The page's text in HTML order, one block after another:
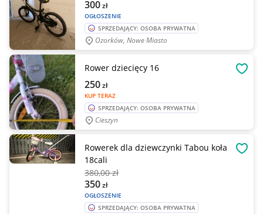
OGŁOSZENIE
300zł
SPRZEDAJĄCY: OSOBA PRYWATNA
Ozorków, Nowe Miasto
Rower dziecięcy 16
KUP TERAZ
250zł
SPRZEDAJĄCY: OSOBA PRYWATNA
Cieszyn
Rowerek dla dziewczynki Tabou koła
18cali
380,00 zł
OGŁOSZENIE
350zł
SPRZEDAJĄCY: OSOBA PRYWATNA